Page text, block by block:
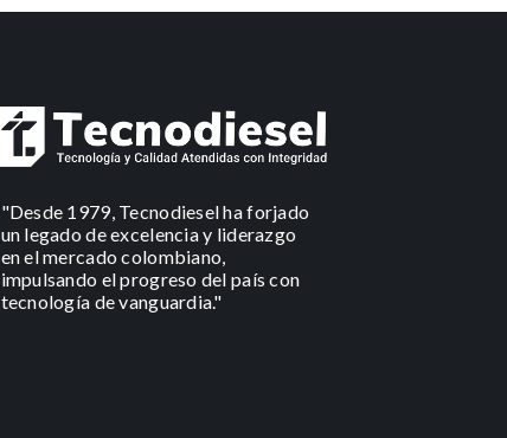
"Desde 1979, Tecnodiesel ha forjado
un legado de excelencia y liderazgo
en el mercado colombiano,
impulsando el progreso del país con
tecnología de vanguardia."